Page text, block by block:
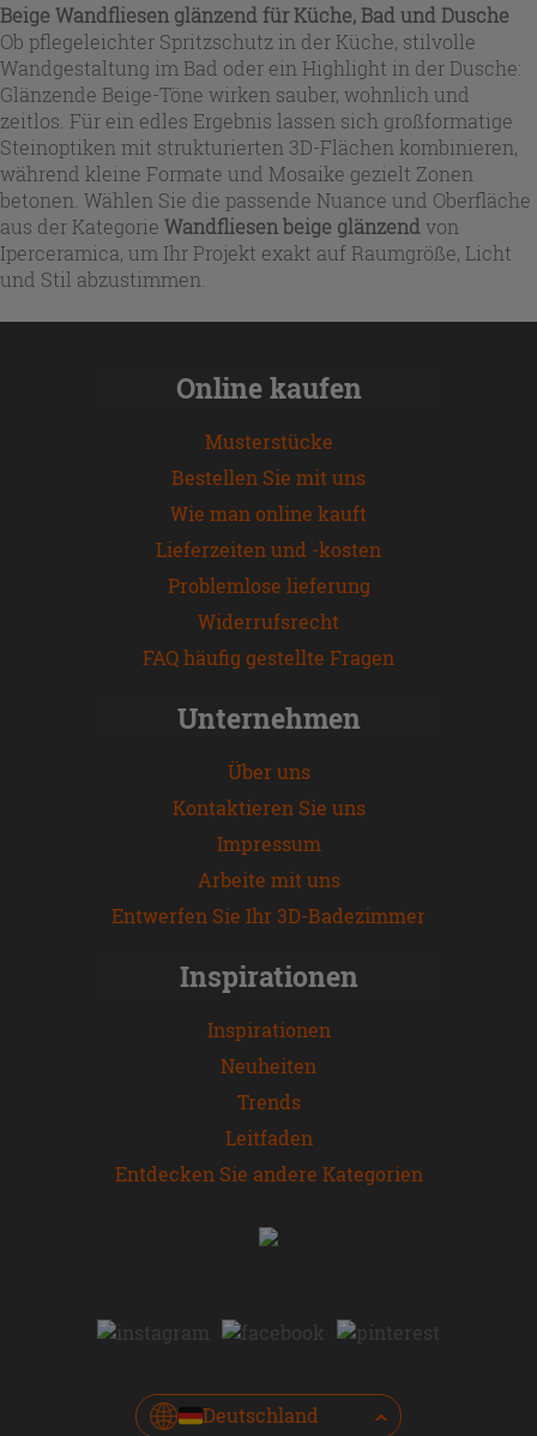
Beige Wandfliesen glänzend für Küche, Bad und Dusche
Ob pflegeleichter Spritzschutz in der Küche, stilvolle
Wandgestaltung im Bad oder ein Highlight in der Dusche:
Glänzende Beige-Töne wirken sauber, wohnlich und
zeitlos. Für ein edles Ergebnis lassen sich großformatige
Steinoptiken mit strukturierten 3D-Flächen kombinieren,
während kleine Formate und Mosaike gezielt Zonen
betonen. Wählen Sie die passende Nuance und Oberfläche
aus der Kategorie Wandfliesen beige glänzend von
Iperceramica, um Ihr Projekt exakt auf Raumgröße, Licht
und Stil abzustimmen.
Online kaufen
Musterstücke
Bestellen Sie mit uns
Wie man online kauft
Lieferzeiten und -kosten
Problemlose lieferung
Widerrufsrecht
FAQ häufig gestellte Fragen
Unternehmen
Über uns
Kontaktieren Sie uns
Impressum
Arbeite mit uns
Entwerfen Sie Ihr 3D-Badezimmer
Inspirationen
Inspirationen
Neuheiten
Trends
Leitfaden
Entdecken Sie andere Kategorien
Deutschland